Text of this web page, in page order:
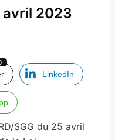
avril 2023
LinkedIn
SGG du 25 avril